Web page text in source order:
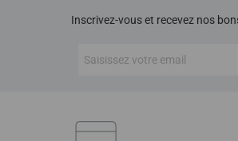
Inscrivez-vous et recevez nos